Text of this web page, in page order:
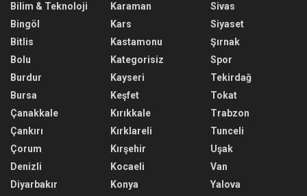
Bilim & Teknoloji
Bingöl
Bitlis
Bolu
Burdur
Bursa
Çanakkale
Çankırı
Çorum
Denizli
Diyarbakır
Karaman
Kars
Kastamonu
Kategorisiz
Kayseri
Keşfet
Kırıkkale
Kırklareli
Kırşehir
Kocaeli
Konya
Sivas
Siyaset
Şırnak
Spor
Tekirdağ
Tokat
Trabzon
Tunceli
Uşak
Van
Yalova